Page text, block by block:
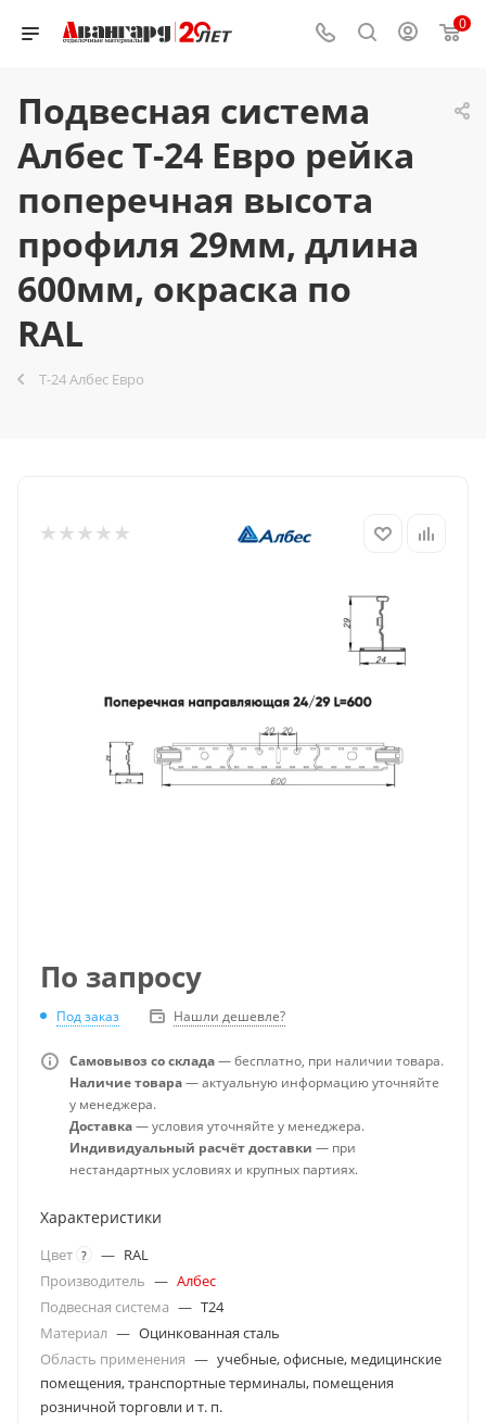
0
Подвесная система
Албес T-24 Евро рейка
поперечная высота
профиля 29мм, длина
600мм, окраска по
RAL
T-24 Албес Евро
По запросу
Под заказ Нашли дешевле?
Самовывоз со склада— бесплатно, при наличии товара.
Наличие товара— актуальную информацию уточняйте
у менеджера.
Доставка— условия уточняйте у менеджера.
Индивидуальный расчёт доставки — при
нестандартных условиях и крупных партиях.
Характеристики
Цвет ? — RAL
Производитель — Албес
Подвесная система — T24
Материал — Оцинкованная сталь
Область применения — учебные, офисные, медицинские
помещения, транспортные терминалы, помещения
розничной торговли и т. п.